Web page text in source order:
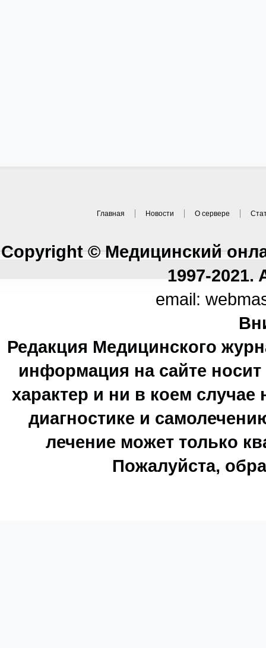
Главная Новости О сервере
Copyright © Медицинский
1997-2021.
email:
Редакция Медицинского
информация на сайте
характер и ни в коем
диагностике и
лечение может только
Пожалуйста,